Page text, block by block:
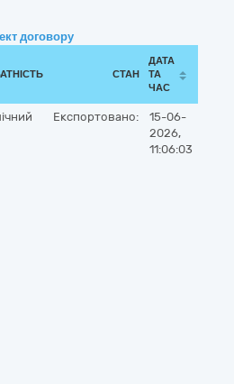
договору
СТАН
ДАТА
ТА
ЧАС
Експортовано:
15-06-
2026,
11:06:03